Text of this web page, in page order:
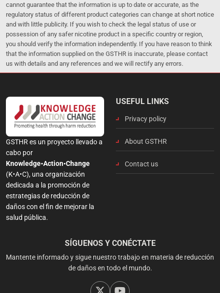
cannot guarantee that the information is up to date or accurate, as the
regulatory status of different product categories can change at short notice
and with little publicity. If you wish to check the legal status of use or
possession of any safer nicotine product in a specific country or region,
you should verify the information independently. If you have reason to think
that the information supplied on the GSTHR is inaccurate, please contact
us with details and any references and we will rectify any errors.
GSTHR es un proyecto llevado a
cabo por
Knowledge•Action•Change
(K•A•C), una organización
dedicada a la promoción de
estrategias de reducción de
daños con el fin de mejorar la
salud pública.
USEFUL LINKS
Privacy policy
About GSTHR
Contact us
SÍGUENOS Y CONÉCTATE
Mantente informado y sigue nuestro trabajo en materia de reducción
de daños en todo el mundo.